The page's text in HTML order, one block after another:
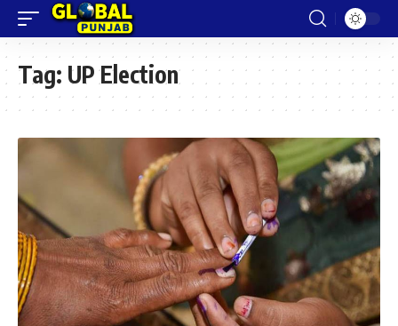
Tag: UP Election